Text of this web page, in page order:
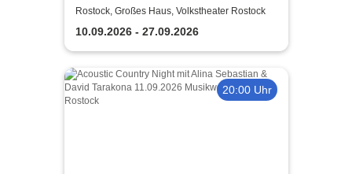
Rostock
Rostock, Großes Haus, Volkstheater Rostock
10.09.2026 - 27.09.2026
20:00 Uhr